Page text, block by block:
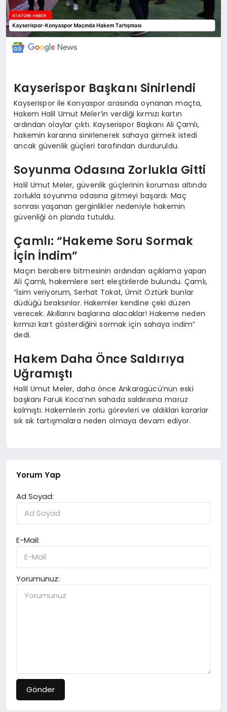
Kayserispor Başkanı Sinirlendi
Kayserispor ile Konyaspor arasında oynanan maçta,
Hakem Halil Umut Meler’in verdiği kırmızı kartın
ardından olaylar çıktı. Kayserispor Başkanı Ali Çamlı,
hakemin kararına sinirlenerek sahaya girmek istedi
ancak güvenlik güçleri tarafından durduruldu.
Soyunma Odasına Zorlukla Gitti
Halil Umut Meler, güvenlik güçlerinin koruması altında
zorlukla soyunma odasına gitmeyi başardı. Maç
sonrası yaşanan gerginlikler nedeniyle hakemin
güvenliği ön planda tutuldu.
Çamlı: “Hakeme Soru Sormak
İçin İndim”
Maçın berabere bitmesinin ardından açıklama yapan
Ali Çamlı, hakemlere sert eleştirilerde bulundu. Çamlı,
“İsim veriyorum, Serhat Tokat, Ümit Öztürk bunlar
düdüğü bıraksınlar. Hakemler kendine çeki düzen
verecek. Akıllarını başlarına alacaklar! Hakeme neden
kırmızı kart gösterdiğini sormak için sahaya indim”
dedi.
Hakem Daha Önce Saldırıya
Uğramıştı
Halil Umut Meler, daha önce Ankaragücü’nün eski
başkanı Faruk Koca’nın sahada saldırısına maruz
kalmıştı. Hakemlerin zorlu görevleri ve aldıkları kararlar
sık sık tartışmalara neden olmaya devam ediyor.
Yorum Yap
Ad Soyad:
E-Mail:
Yorumunuz:
Gönder